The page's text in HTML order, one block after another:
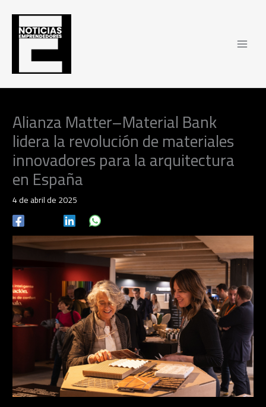
contenido
Alianza Matter–Material Bank
lidera la revolución de materiales
innovadores para la arquitectura
en España
4 de abril de 2025